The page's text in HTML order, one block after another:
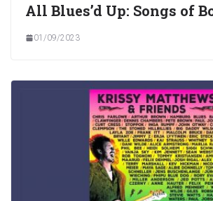
All Blues’d Up: Songs of
01/09/2023